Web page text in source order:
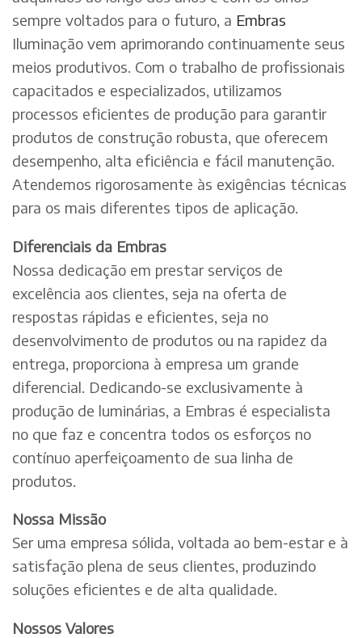
sempre voltados para o futuro, a Embras
Iluminação vem aprimorando continuamente seus
meios produtivos. Com o trabalho de profissionais
capacitados e especializados, utilizamos
processos eficientes de produção para garantir
produtos de construção robusta, que oferecem
desempenho, alta eficiência e fácil manutenção.
Atendemos rigorosamente às exigências técnicas
para os mais diferentes tipos de aplicação.
Diferenciais da Embras
Nossa dedicação em prestar serviços de
excelência aos clientes, seja na oferta de
respostas rápidas e eficientes, seja no
desenvolvimento de produtos ou na rapidez da
entrega, proporciona à empresa um grande
diferencial. Dedicando-se exclusivamente à
produção de luminárias, a Embras é especialista
no que faz e concentra todos os esforços no
contínuo aperfeiçoamento de sua linha de
produtos.
Nossa Missão
Ser uma empresa sólida, voltada ao bem-estar e à
satisfação plena de seus clientes, produzindo
soluções eficientes e de alta qualidade.
Nossos Valores